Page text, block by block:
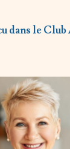
dans le